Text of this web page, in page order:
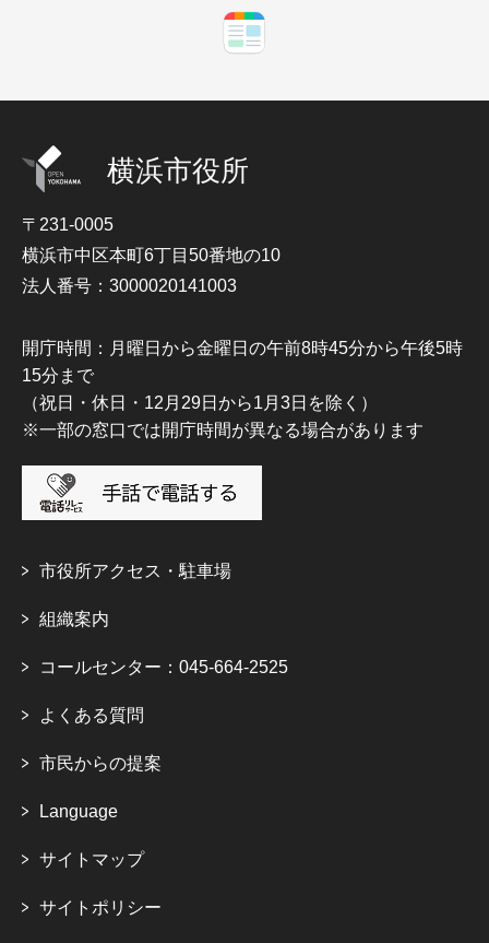
横浜市役所
〒231-0005
横浜市中区本町6丁目50番地の10
法人番号：3000020141003
開庁時間：月曜日から金曜日の午前8時45分から午後5時
15分まで
（祝日・休日・12月29日から1月3日を除く）
※一部の窓口では開庁時間が異なる場合があります
市役所アクセス・駐車場
組織案内
コールセンター：045-664-2525
よくある質問
市民からの提案
Language
サイトマップ
サイトポリシー